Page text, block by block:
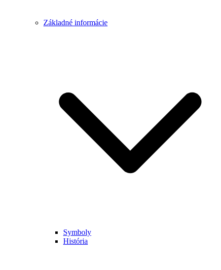
Základné informácie
Symboly
História